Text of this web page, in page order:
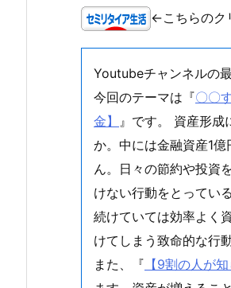
←こちらのク
Youtubeチャンネルの
今回のテーマは『〇〇
金】
』です。 資産形
か。中には金融資産1
ん。日々の節約や投資
けない行動をとってい
続けていては効率よく
けてしまう致命的な行
また、『 【9割の人が